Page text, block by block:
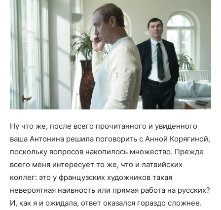
Ну что же, после всего прочитанного и увиденного
ваша Антонина решила поговорить с Анной Корягиной,
поскольку вопросов накопилось множество. Прежде
всего меня интересует то же, что и латвийских
коллег: это у французских художников такая
невероятная наивность или прямая работа на русских?
И, как я и ожидала, ответ оказался гораздо сложнее.